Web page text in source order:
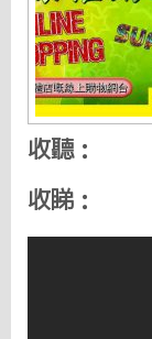
收聽：
收睇：